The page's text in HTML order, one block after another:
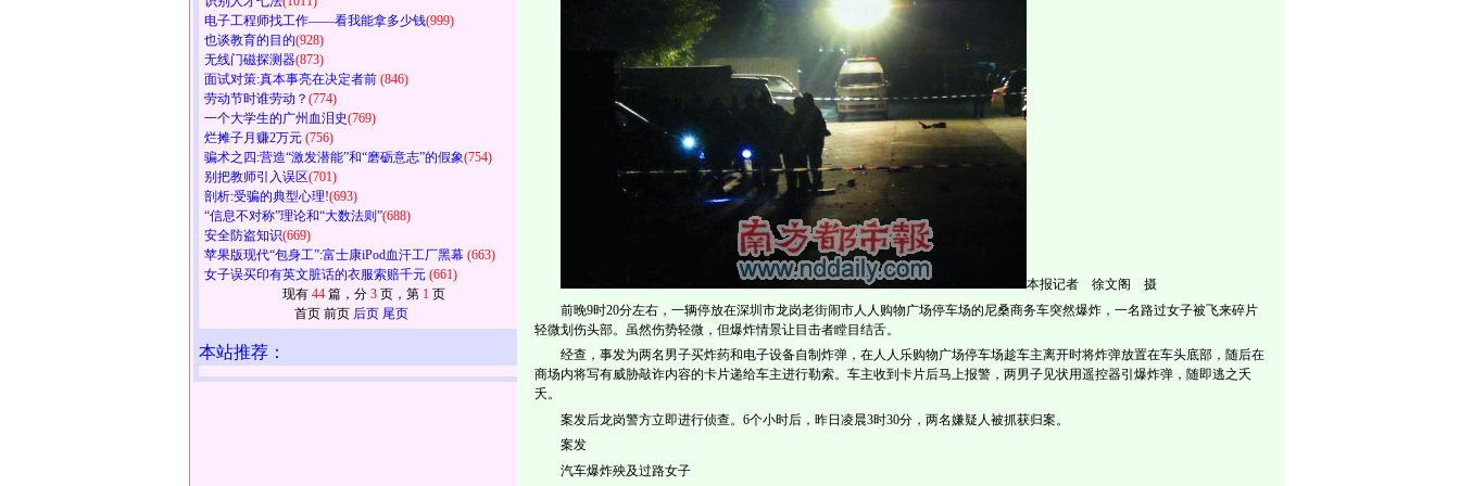
电子工程师找工作——看我能拿多少钱(999)
也谈教育的目的(928)
无线门磁探测器(873)
面试对策:真本事亮在决定者前 (846)
劳动节时谁劳动？ (774)
一个大学生的广州血泪史(769)
烂摊子月赚2万元 (756)
骗术之四:营造“激发潜能”和“磨砺意志”的假象(754)
别把教师引入误区(701)
剖析:受骗的典型心理!(693)
“信息不对称”理论和“大数法则”(688)
安全防盗知识(669)
苹果版现代“包身工”:富士康iPod血汗工厂黑幕 (663)
女子误买印有英文脏话的衣服索赔千元 (661)
现有 44 篇，分 3 页，第 1 页
首页 前页 后页 尾页
本站推荐：
本报记者 徐文阁 摄
前晚9时20分左右，一辆停放在深圳市龙岗老街闹市人人购物广场停车场的尼桑商务车突然爆炸，一名路过女子被飞来碎片
轻微划伤头部。虽然伤势轻微，但爆炸情景让目击者瞠目结舌。
经查，事发为两名男子买炸药和电子设备自制炸弹，在人人乐购物广场停车场趁车主离开时将炸弹放置在车头底部，随后在
商场内将写有威胁敲诈内容的卡片递给车主进行勒索。车主收到卡片后马上报警，两男子见状用遥控器引爆炸弹，随即逃之夭
夭。
案发后龙岗警方立即进行侦查。6个小时后，昨日凌晨3时30分，两名嫌疑人被抓获归案。
案发
汽车爆炸殃及过路女子